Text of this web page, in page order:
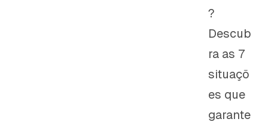
?
Descub
ra as 7
situaçõ
es que
garante